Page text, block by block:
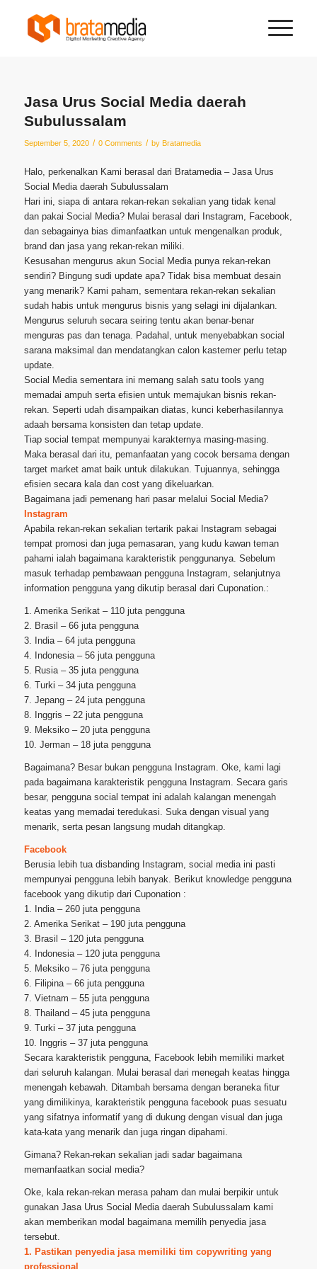
Jasa Urus Social Media daerah
Subulussalam
September 5, 2020 / 0 Comments / by Bratamedia
Halo, perkenalkan Kami berasal dari Bratamedia – Jasa Urus
Social Media daerah Subulussalam
Hari ini, siapa di antara rekan-rekan sekalian yang tidak kenal
dan pakai Social Media? Mulai berasal dari Instagram, Facebook,
dan sebagainya bias dimanfaatkan untuk mengenalkan produk,
brand dan jasa yang rekan-rekan miliki.
Kesusahan mengurus akun Social Media punya rekan-rekan
sendiri? Bingung sudi update apa? Tidak bisa membuat desain
yang menarik? Kami paham, sementara rekan-rekan sekalian
sudah habis untuk mengurus bisnis yang selagi ini dijalankan.
Mengurus seluruh secara seiring tentu akan benar-benar
menguras pas dan tenaga. Padahal, untuk menyebabkan social
sarana maksimal dan mendatangkan calon kastemer perlu tetap
update.
Social Media sementara ini memang salah satu tools yang
memadai ampuh serta efisien untuk memajukan bisnis rekan-
rekan. Seperti udah disampaikan diatas, kunci keberhasilannya
adaah bersama konsisten dan tetap update.
Tiap social tempat mempunyai karakternya masing-masing.
Maka berasal dari itu, pemanfaatan yang cocok bersama dengan
target market amat baik untuk dilakukan. Tujuannya, sehingga
efisien secara kala dan cost yang dikeluarkan.
Bagaimana jadi pemenang hari pasar melalui Social Media?
Instagram
Apabila rekan-rekan sekalian tertarik pakai Instagram sebagai
tempat promosi dan juga pemasaran, yang kudu kawan teman
pahami ialah bagaimana karakteristik penggunanya. Sebelum
masuk terhadap pembawaan pengguna Instagram, selanjutnya
information pengguna yang dikutip berasal dari Cuponation.:
1. Amerika Serikat – 110 juta pengguna
2. Brasil – 66 juta pengguna
3. India – 64 juta pengguna
4. Indonesia – 56 juta pengguna
5. Rusia – 35 juta pengguna
6. Turki – 34 juta pengguna
7. Jepang – 24 juta pengguna
8. Inggris – 22 juta pengguna
9. Meksiko – 20 juta pengguna
10. Jerman – 18 juta pengguna
Bagaimana? Besar bukan pengguna Instagram. Oke, kami lagi
pada bagaimana karakteristik pengguna Instagram. Secara garis
besar, pengguna social tempat ini adalah kalangan menengah
keatas yang memadai teredukasi. Suka dengan visual yang
menarik, serta pesan langsung mudah ditangkap.
Facebook
Berusia lebih tua disbanding Instagram, social media ini pasti
mempunyai pengguna lebih banyak. Berikut knowledge pengguna
facebook yang dikutip dari Cuponation :
1. India – 260 juta pengguna
2. Amerika Serikat – 190 juta pengguna
3. Brasil – 120 juta pengguna
4. Indonesia – 120 juta pengguna
5. Meksiko – 76 juta pengguna
6. Filipina – 66 juta pengguna
7. Vietnam – 55 juta pengguna
8. Thailand – 45 juta pengguna
9. Turki – 37 juta pengguna
10. Inggris – 37 juta pengguna
Secara karakteristik pengguna, Facebook lebih memiliki market
dari seluruh kalangan. Mulai berasal dari menegah keatas hingga
menengah kebawah. Ditambah bersama dengan beraneka fitur
yang dimilikinya, karakteristik pengguna facebook puas sesuatu
yang sifatnya informatif yang di dukung dengan visual dan juga
kata-kata yang menarik dan juga ringan dipahami.
Gimana? Rekan-rekan sekalian jadi sadar bagaimana
memanfaatkan social media?
Oke, kala rekan-rekan merasa paham dan mulai berpikir untuk
gunakan Jasa Urus Social Media daerah Subulussalam kami
akan memberikan modal bagaimana memilih penyedia jasa
tersebut.
1. Pastikan penyedia jasa memiliki tim copywriting yang
professional